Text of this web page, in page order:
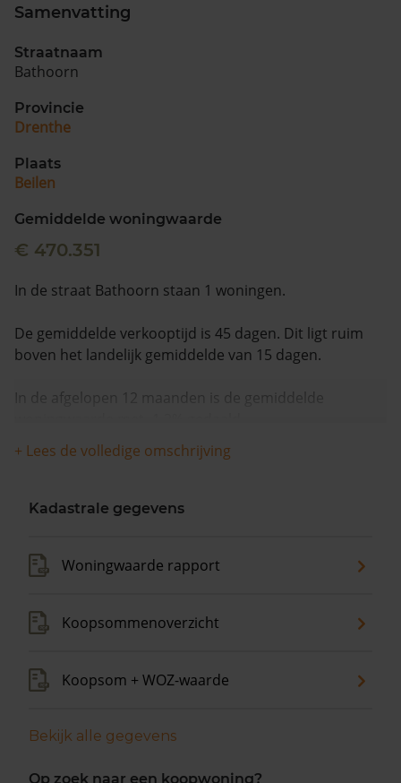
088 220 4200
Maandag t/m vrijdag - 08:00 -18:00
Samenvatting
Straatnaam
Bathoorn
Provincie
Drenthe
Plaats
Beilen
Gemiddelde woningwaarde
€ 470.351
In de straat Bathoorn staan 1 woningen.
De gemiddelde verkooptijd is 45 dagen. Dit ligt ruim
boven het landelijk gemiddelde van 15 dagen.
In de afgelopen 12 maanden is de gemiddelde
+ Lees de volledige omschrijving
Kadastrale gegevens
Woningwaarde rapport
Koopsommenoverzicht
Koopsom + WOZ-waarde
Bekijk alle gegevens
Op zoek naar een koopwoning?